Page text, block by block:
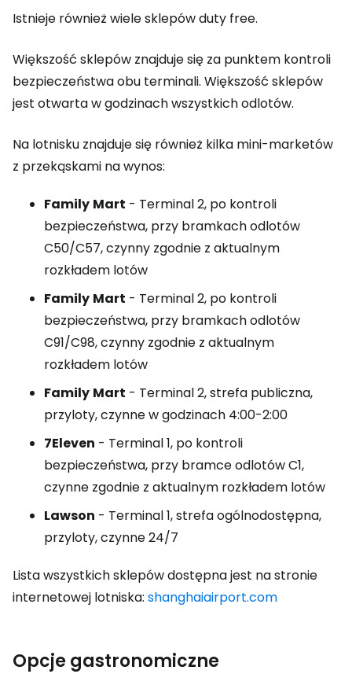
Istnieje również wiele sklepówduty free.
Większość sklepów znajduje się za punktem kontroli
bezpieczeństwa obu terminali. Większość sklepów
jest otwarta w godzinach wszystkich odlotów.
Na lotnisku znajduje się również kilka mini-marketów
z przekąskami na wynos:
Family Mart - Terminal 2, po kontroli
bezpieczeństwa, przy bramkach odlotów
C50/C57, czynny zgodnie z aktualnym
rozkładem lotów
Family Mart - Terminal 2, po kontroli
bezpieczeństwa, przy bramkach odlotów
C91/C98, czynny zgodnie z aktualnym
rozkładem lotów
Family Mart - Terminal 2, strefa publiczna,
przyloty, czynne w godzinach 4:00-2:00
7Eleven - Terminal 1, po kontroli
bezpieczeństwa, przy bramce odlotów C1,
czynne zgodnie z aktualnym rozkładem lotów
Lawson - Terminal 1, strefa ogólnodostępna,
przyloty, czynne 24/7
Lista wszystkich sklepów dostępna jest na stronie
internetowej lotniska: shanghaiairport.com
Opcje gastronomiczne